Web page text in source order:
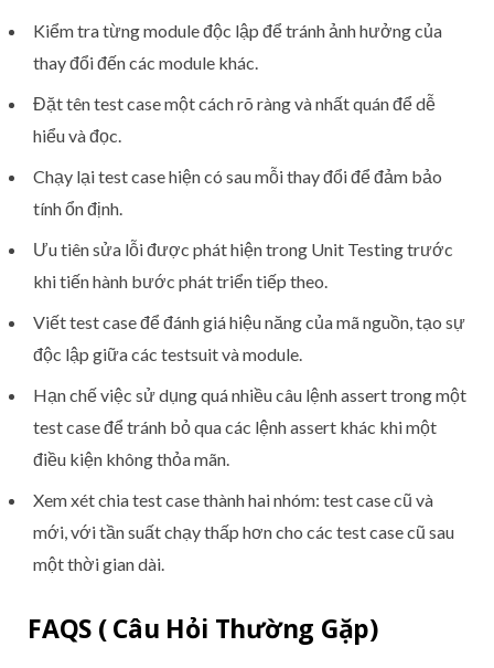
Kiểm tra từng module độc lập để tránh ảnh hưởng của
thay đổi đến các module khác.
Đặt tên test case một cách rõ ràng và nhất quán để dễ
hiểu và đọc.
Chạy lại test case hiện có sau mỗi thay đổi để đảm bảo
tính ổn định.
Ưu tiên sửa lỗi được phát hiện trong Unit Testing trước
khi tiến hành bước phát triển tiếp theo.
Viết test case để đánh giá hiệu năng của mã nguồn, tạo sự
độc lập giữa các testsuit và module.
Hạn chế việc sử dụng quá nhiều câu lệnh assert trong một
test case để tránh bỏ qua các lệnh assert khác khi một
điều kiện không thỏa mãn.
Xem xét chia test case thành hai nhóm: test case cũ và
mới, với tần suất chạy thấp hơn cho các test case cũ sau
một thời gian dài.
FAQS ( Câu Hỏi Thường Gặp)